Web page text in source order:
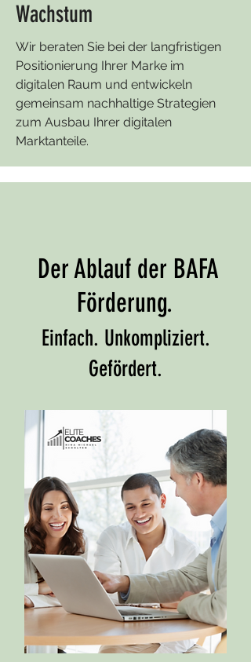
Wachstum
Wir beraten Sie bei der langfristigen
Positionierung Ihrer Marke im
digitalen Raum und entwickeln
gemeinsam nachhaltige Strategien
zum Ausbau Ihrer digitalen
Marktanteile.
Einfach. Unkompliziert.
Gefördert.
Der Ablauf der BAFA
Förderung.